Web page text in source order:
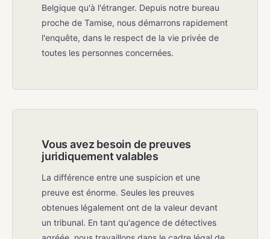
Belgique qu'à l'étranger. Depuis notre bureau
proche de Tamise, nous démarrons rapidement
l'enquête, dans le respect de la vie privée de
toutes les personnes concernées.
Vous avez besoin de preuves
juridiquement valables
La différence entre une suspicion et une
preuve est énorme. Seules les preuves
obtenues légalement ont de la valeur devant
un tribunal. En tant qu'agence de détectives